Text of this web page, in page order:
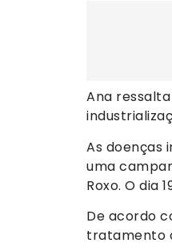
Ana
As doenças
uma
Roxo. O dia
De acordo
tratamento